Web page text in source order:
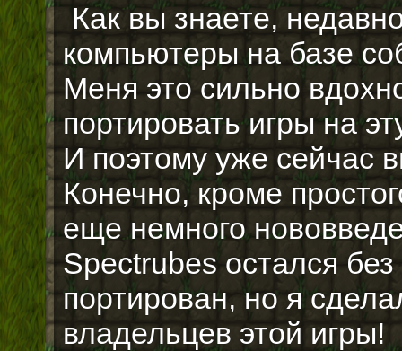
Как вы знаете,
компьютеры на базе
Меня это сильно
портировать игры на
И поэтому уже сейчас
Конечно, кроме
еще немного
Spectrubes остался
портирован, но я
владельцев этой игры!